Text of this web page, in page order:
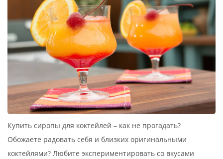
Купить сиропы для коктейлей – как не прогадать?
Обожаете радовать себя и близких оригинальными
коктейлями? Любите экспериментировать со вкусами